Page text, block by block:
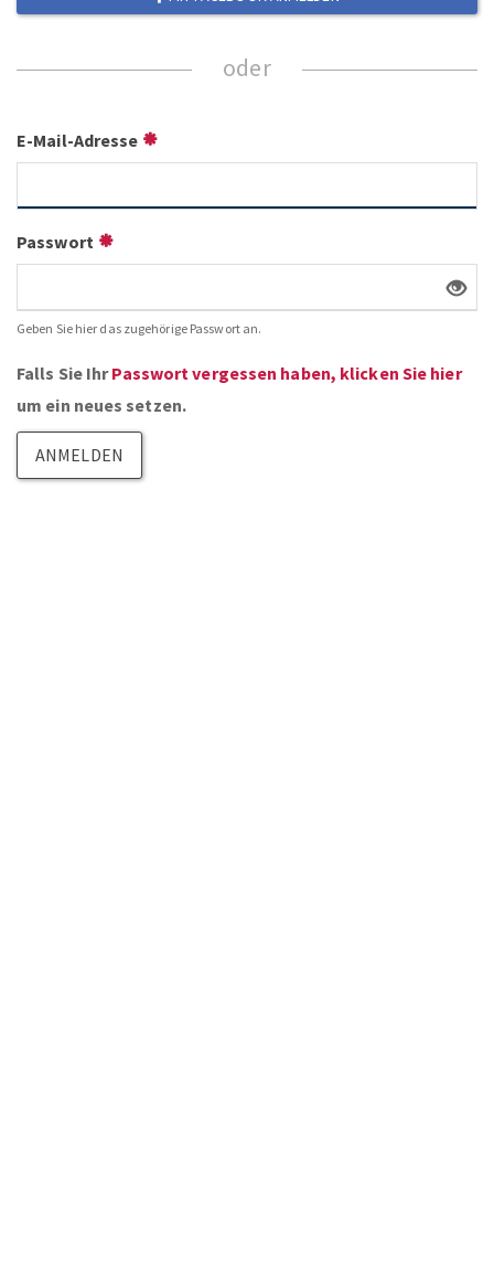
E-Mail-Adresse
Passwort
Geben Sie hier das zugehörige Passwort an.
Falls Sie IhrPasswort vergessen haben, klicken Sie hier
um ein neues setzen.
ANMELDEN